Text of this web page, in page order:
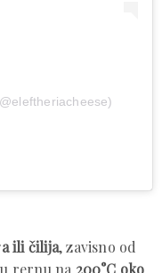
ili čilija, zavisno od
rernu na 200°C oko